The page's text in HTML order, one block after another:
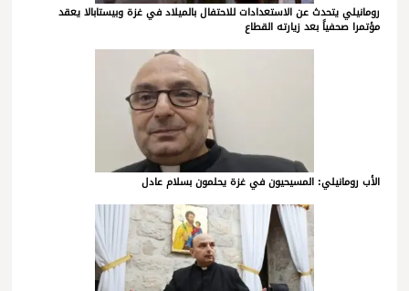
رومانيلي يتحدث عن الاستعدادات للاحتفال بالميلاد في غزة وبيستابالا يعقد
مؤتمرا صحفياً بعد زيارته القطاع
الأب رومانيلي: المسيحيون في غزة يحلمون بسلام عادل